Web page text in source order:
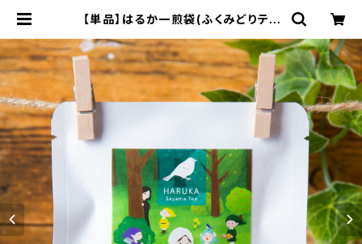
【単品】はるか一煎袋(ふくみどりティ
手軽におためし！ | 狭山茶農家 ささら
屋（Japanese Tea Farmer SAS
ARAYA）